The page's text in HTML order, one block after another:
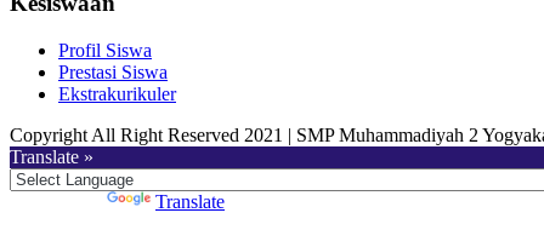
Profil Siswa
Prestasi Siswa
Ekstrakurikuler
Copyright All Right Reserved 2021 | SMP Muhammadiyah 2
Translate »
Translate